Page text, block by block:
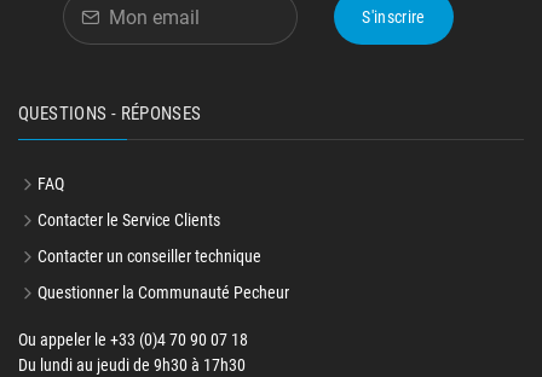
S'inscrire
QUESTIONS - RÉPONSES
FAQ
Contacter le Service Clients
Contacter un conseiller technique
Questionner la Communauté Pecheur
Ou appeler le +33 (0)4 70 90 07 18
Du lundi au jeudi de 9h30 à 17h30